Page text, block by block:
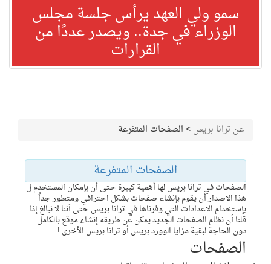
سمو ولي العهد يرأس جلسة مجلس
الوزراء في جدة.. ويصدر عددًا من
القرارات
عن ترانا بريس>الصفحات المتفرعة
الصفحات المتفرعة
الصفحات في ترانا بريس لها أهمية كبيرة حتى أن بإمكان المستخدم ل
هذا الاصدار أن يقوم بإنشاء صفحات بشكل احترافي ومتطور جداً
بإستخدام الاعدادات التي وفرناها في ترانا بريس حتى أننا لا نبالغ إذا
قلنا أن نظام الصفحات الجديد يمكن عن طريقه إنشاء موقع بالكامل
دون الحاجة لبقية مزايا الوورد بريس أو ترانا بريس الأخرى !
الصفحات